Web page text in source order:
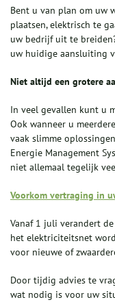
Bent u van plan om uw
plaatsen, elektrisch te
uw bedrijf uit te
uw huidige aansluiting
Niet altijd een grotere
In veel gevallen kunt u
Ook wanneer u
vaak slimme
Energie Management
niet allemaal tegelijk
Voorkom vertraging in
Vanaf 1 juli verandert
het elektriciteitsnet
voor nieuwe of
Door tijdig advies te
wat nodig is voor uw